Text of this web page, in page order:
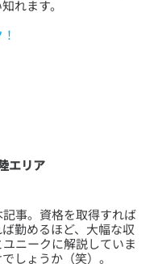
エリア
事。資格を取得すれば
勤めるほど、大幅な収
ニークに解説していま
しょうか（笑）。